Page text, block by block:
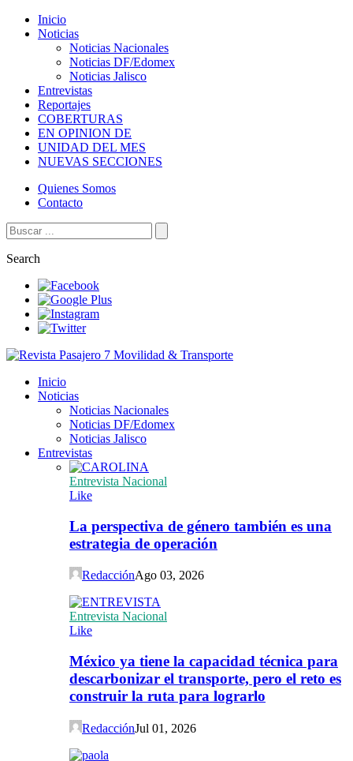
Inicio
Noticias
Noticias Nacionales
Noticias DF/Edomex
Noticias Jalisco
Entrevistas
Reportajes
COBERTURAS
EN OPINION DE
UNIDAD DEL MES
NUEVAS SECCIONES
Quienes Somos
Contacto
Search
Inicio
Noticias
Noticias Nacionales
Noticias DF/Edomex
Noticias Jalisco
Entrevistas
Entrevista Nacional
Like
La perspectiva de género también es una
estrategia de operación
RedacciónAgo 03, 2026
Entrevista Nacional
Like
México ya tiene la capacidad técnica para
descarbonizar el transporte, pero el reto es
construir la ruta para lograrlo
RedacciónJul 01, 2026